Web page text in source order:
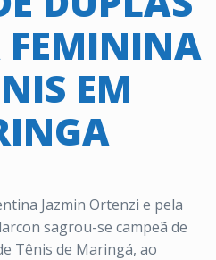
FEMININA
EM
Jazmin Ortenzi e pela
sagrou-se campeã de
Tênis de Maringá, ao